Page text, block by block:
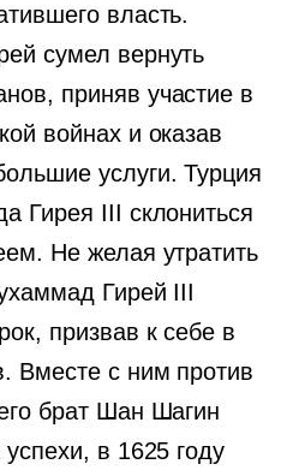
власть.
сумел вернуть
приняв участие в
войнах и оказав
услуги. Турция
Гирея III склониться
Не желая утратить
Гирей III
призвав к себе в
Вместе с ним против
брат Шан Шагин
в 1625 году